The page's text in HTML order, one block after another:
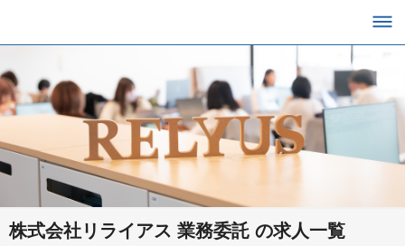
株式会社リライアス 業務委託 の求人一覧